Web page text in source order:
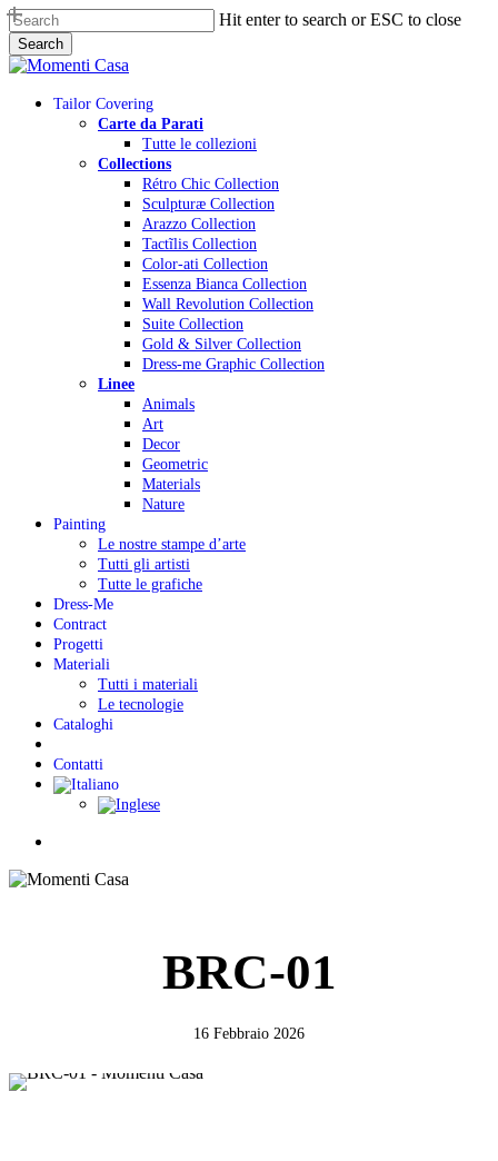
Skip
to
main
content
Hit enter to search or ESC to close
Search
Close
Menu
Tailor Covering
Carte da Parati
Tutte le collezioni
Collections
Rétro Chic Collection
Sculpturæ Collection
Arazzo Collection
Tactĩlis Collection
Color-ati Collection
Essenza Bianca Collection
Wall Revolution Collection
Suite Collection
Gold & Silver Collection
Dress-me Graphic Collection
Linee
Animals
Art
Decor
Geometric
Materials
Nature
Painting
Le nostre stampe d’arte
Tutti gli artisti
Tutte le grafiche
Dress-Me
Contract
Progetti
Materiali
Tutti i materiali
Le tecnologie
Cataloghi
Contatti
BRC-01
16 Febbraio 2026